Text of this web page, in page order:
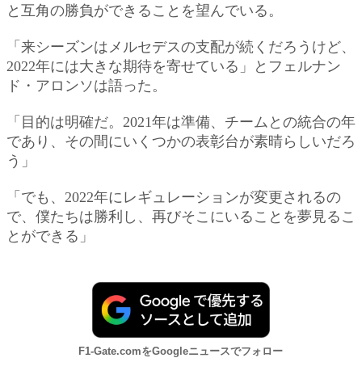
と互角の勝負ができることを望んでいる。
「来シーズンはメルセデスの支配が続くだろうけど、
2022年には大きな期待を寄せている」とフェルナン
ド・アロンソは語った。
「目的は明確だ。2021年は準備、チームとの統合の年
であり、その間にいくつかの表彰台が素晴らしいだろ
う」
「でも、2022年にレギュレーションが変更されるの
で、僕たちは勝利し、再びそこにいることを夢見るこ
とができる」
F1-Gate.comをGoogleニュースでフォロー